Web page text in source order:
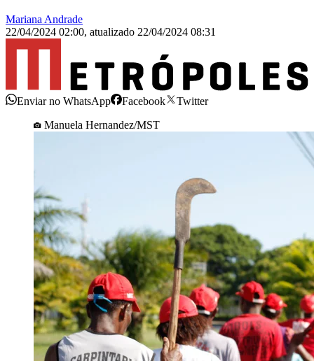
Mariana Andrade
22/04/2024 02:00, atualizado 22/04/2024 08:31
Enviar no WhatsApp Facebook
Twitter
Manuela Hernandez/MST